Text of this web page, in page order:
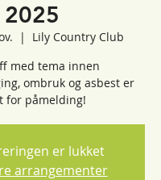
2025
  |
Lily Country Club
med tema innen
ombruk og asbest er
for påmelding!
er lukket
arrangementer